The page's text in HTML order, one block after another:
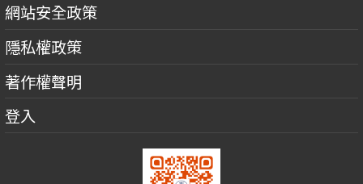
網站安全政策
隱私權政策
著作權聲明
登入